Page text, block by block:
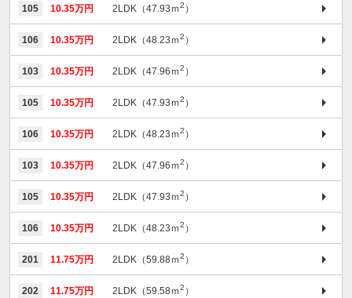
105 10.35万円 2LDK（47.93ｍ2 ）
106 10.35万円 2LDK（48.23ｍ2 ）
103 10.35万円 2LDK（47.96ｍ2 ）
105 10.35万円 2LDK（47.93ｍ2 ）
106 10.35万円 2LDK（48.23ｍ2 ）
103 10.35万円 2LDK（47.96ｍ2 ）
105 10.35万円 2LDK（47.93ｍ2 ）
106 10.35万円 2LDK（48.23ｍ2 ）
201 11.75万円 2LDK（59.88ｍ2 ）
202 11.75万円 2LDK（59.58ｍ2 ）